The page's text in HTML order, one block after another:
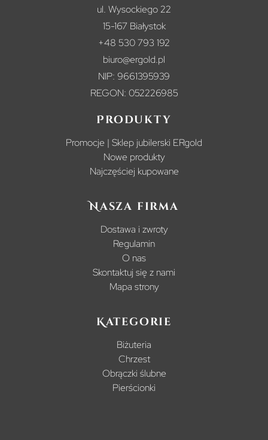
ul. Wysockiego 22
15-167 Białystok
+48 530 793 192
biuro@ergold.pl
NIP: 9661395939
REGON: 052226985
Produkty
Promocje | Sklep jubilerski ERgold
Nowe produkty
Najczęściej kupowane
Nasza firma
Dostawa i zwroty
Regulamin
O nas
Skontaktuj się z nami
Mapa strony
Kategorie
Biżuteria
Chrzest
Obrączki ślubne
Pierścionki